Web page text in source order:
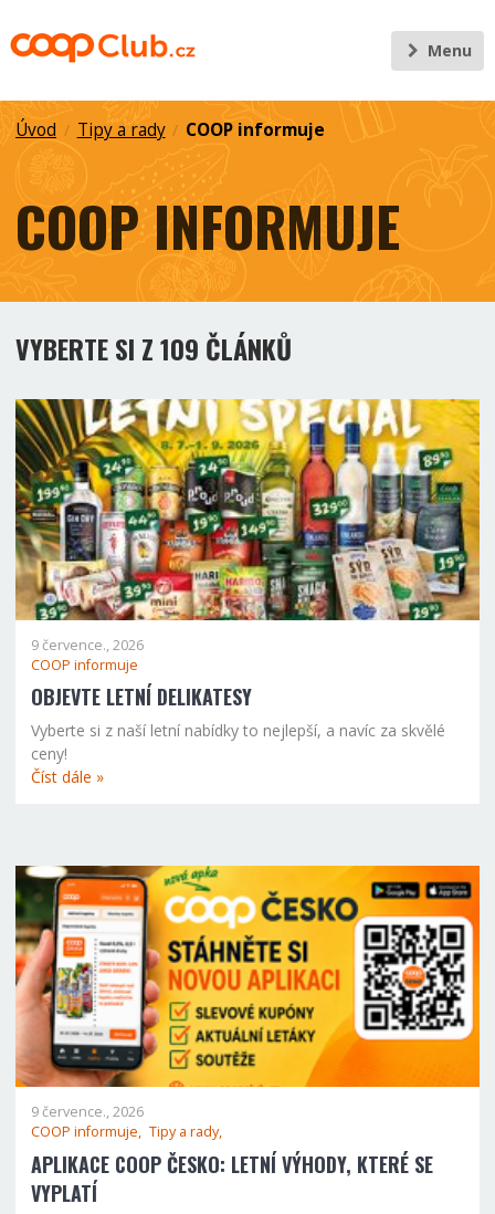
Menu
Úvod / Tipy a rady / COOP informuje
COOP INFORMUJE
VYBERTE SI Z 109 ČLÁNKŮ
9 července., 2026
COOP informuje
OBJEVTE LETNÍ DELIKATESY
Vyberte si z naší letní nabídky to nejlepší, a navíc za skvělé
ceny!
Číst dále »
9 července., 2026
COOP informuje, Tipy a rady,
APLIKACE COOP ČESKO: LETNÍ VÝHODY, KTERÉ SE
VYPLATÍ